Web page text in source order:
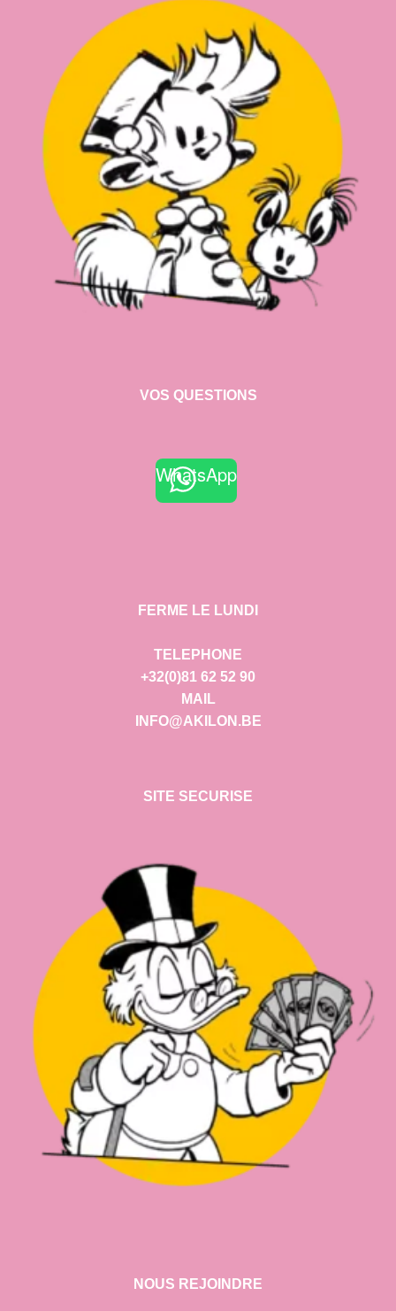
VOS QUESTIONS
WhatsApp
FERME LE LUNDI
TELEPHONE
+32(0)81 62 52 90
MAIL
INFO@AKILON.BE
SITE SECURISE
NOUS REJOINDRE